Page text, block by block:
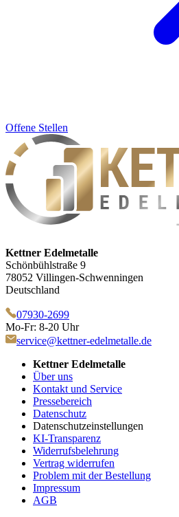
Offene Stellen
Kettner Edelmetalle
Schönbühlstraße 9
78052 Villingen-Schwenningen
Deutschland
07930-2699
Mo-Fr: 8-20 Uhr
service@kettner-edelmetalle.de
Kettner Edelmetalle
Über uns
Kontakt und Service
Pressebereich
Datenschutz
Datenschutzeinstellungen
KI-Transparenz
Widerrufsbelehrung
Vertrag widerrufen
Problem mit der Bestellung
Impressum
AGB